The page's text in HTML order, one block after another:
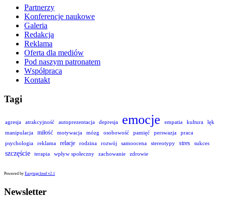
Partnerzy
Konferencje naukowe
Galeria
Redakcja
Reklama
Oferta dla mediów
Pod naszym patronatem
Współpraca
Kontakt
Tagi
agresja atrakcyjność autoprezentacja depresja emocje empatia kultura
lęk
manipulacja
miłość motywacja mózg osobowość pamięć perswazja
praca
psychologia
reklama relacje rodzina rozwój samoocena stereotypy stres sukces
szczęście terapia wpływ społeczny zachowanie zdrowie
Powered by Easytagcloud v2.1
Newsletter